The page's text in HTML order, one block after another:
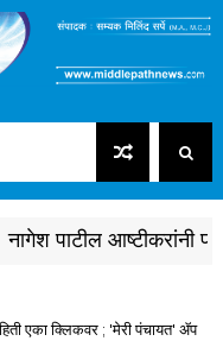
पाटील आष्टीकरांनी
एका क्लिकवर ; 'मेरी पंचायत' ॲप